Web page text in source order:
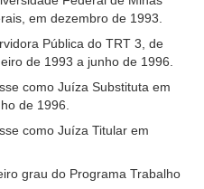
em dezembro de 1993.
Pública do TRT 3, de
de 1993 a junho de 1996.
como Juíza Substituta em
de 1996.
como Juíza Titular em
grau do Programa Trabalho